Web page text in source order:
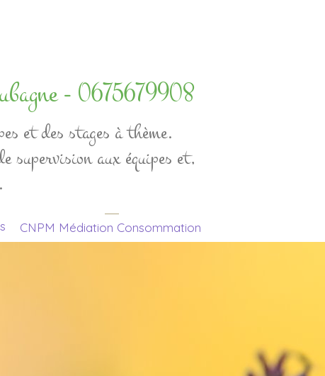
- 0675679908
et des stages à thème.
supervision aux équipes et,
CNPM Médiation Consommation